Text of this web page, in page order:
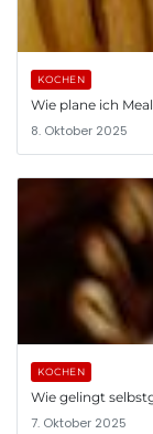
KOCHEN
Wie plane ich
8. Oktober 2025
KOCHEN
Wie gelingt
7. Oktober 2025